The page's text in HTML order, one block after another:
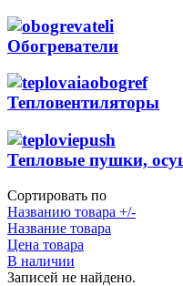
Обогреватели
Тепловентиляторы
Тепловые пушки,
Сортировать по
Названию товара +/-
Название товара
Цена товара
В наличии
Записей не найдено.